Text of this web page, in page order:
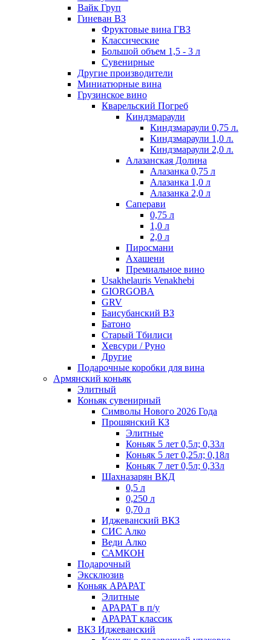
Вайк Груп
Гиневан ВЗ
Фруктовые вина ГВЗ
Классические
Большой объем 1,5 - 3 л
Сувенирные
Другие производители
Миниатюрные вина
Грузинское вино
Кварельский Погреб
Киндзмараули
Киндзмараули 0,75 л.
Киндзмараули 1,0 л.
Киндзмараули 2,0 л.
Алазанская Долина
Алазанка 0,75 л
Алазанка 1,0 л
Алазанка 2,0 л
Саперави
0,75 л
1,0 л
2,0 л
Пиросмани
Ахашени
Премиальное вино
Usakhelauris Venakhebi
GIORGOBA
GRV
Баисубанский ВЗ
Батоно
Старый Тбилиси
Хевсури / Руно
Другие
Подарочные коробки для вина
Армянский коньяк
Элитный
Коньяк сувенирный
Символы Нового 2026 Года
Прошянский КЗ
Элитные
Коньяк 5 лет 0,5л; 0,33л
Коньяк 5 лет 0,25л; 0,18л
Коньяк 7 лет 0,5л; 0,33л
Шахназарян ВКД
0,5 л
0,250 л
0,70 л
Иджеванский ВКЗ
СИС Алко
Веди Алко
САМКОН
Подарочный
Эксклюзив
Коньяк АРАРАТ
Элитные
АРАРАТ в п/у
АРАРАТ классик
ВКЗ Иджеванский